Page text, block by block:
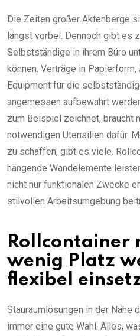
Die Zeiten großer Aktenberge
längst vorbei. Dennoch gibt es
Selbstständige in ihrem Büro
können. Verträge in
Equipment für die
angemessen aufbewahrt
zum Beispiel zeichnet, braucht
notwendigen Utensilien dafür.
zu schaffen, gibt es viele.
hängende Wandelemente
nicht nur funktionalen Zwecke
stilvollen Arbeitsumgebung
Rollcontainer
wenig Platz
flexibel
Stauraumlösungen in der Nähe
immer eine gute Wahl. Alles,